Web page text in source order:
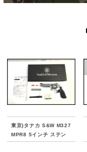
東京)タナカ S&W M327
MPR8 5インチ ステン
レスモデル ver.2 ガス